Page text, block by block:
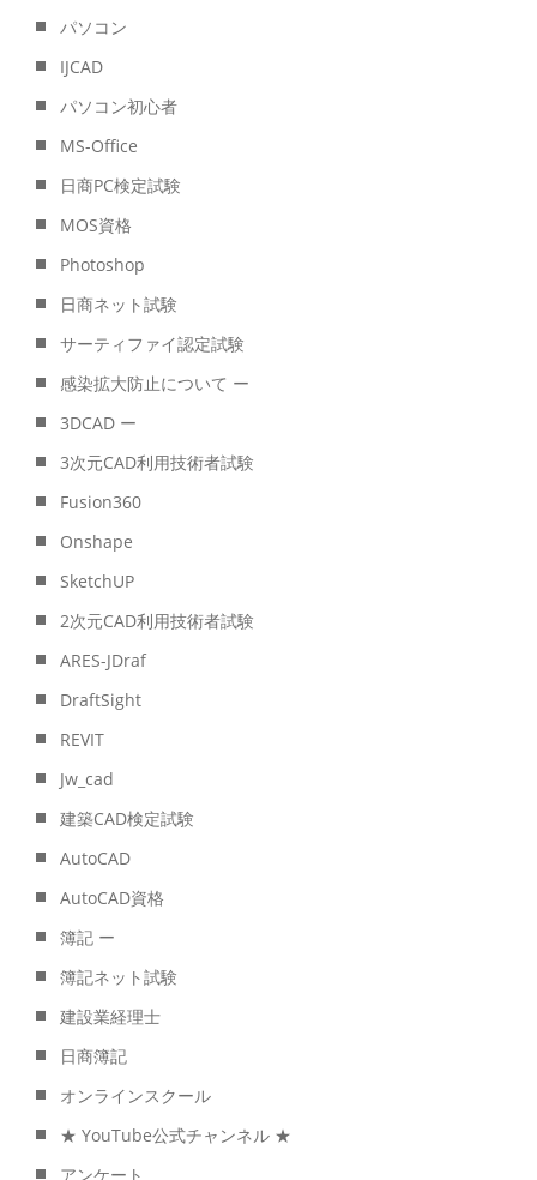
パソコン
IJCAD
パソコン初心者
MS-Office
日商PC検定試験
MOS資格
Photoshop
日商ネット試験
サーティファイ認定試験
感染拡大防止について ー
3DCAD ー
3次元CAD利用技術者試験
Fusion360
Onshape
SketchUP
2次元CAD利用技術者試験
ARES-JDraf
DraftSight
REVIT
Jw_cad
建築CAD検定試験
AutoCAD
AutoCAD資格
簿記 ー
簿記ネット試験
建設業経理士
日商簿記
オンラインスクール
★ YouTube公式チャンネル ★
アンケート